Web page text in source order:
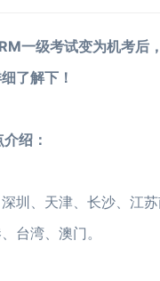
一级考试变为机考后
了解下！
绍：
圳、天津、长沙、江
台湾、澳门。